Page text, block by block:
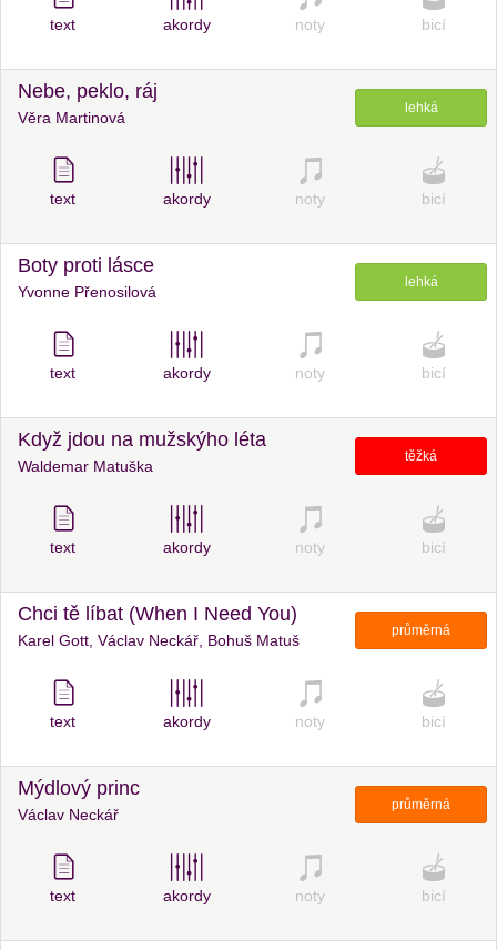
text akordy noty bicí
Nebe, peklo, ráj
Věra Martinová
lehká
text akordy noty bicí
Boty proti lásce
Yvonne Přenosilová
lehká
text akordy noty bicí
Když jdou na mužskýho léta
Waldemar Matuška
těžká
text akordy noty bicí
Chci tě líbat (When I Need You)
Karel Gott, Václav Neckář, Bohuš Matuš
průměrná
text akordy noty bicí
Mýdlový princ
Václav Neckář
průměrná
text akordy noty bicí